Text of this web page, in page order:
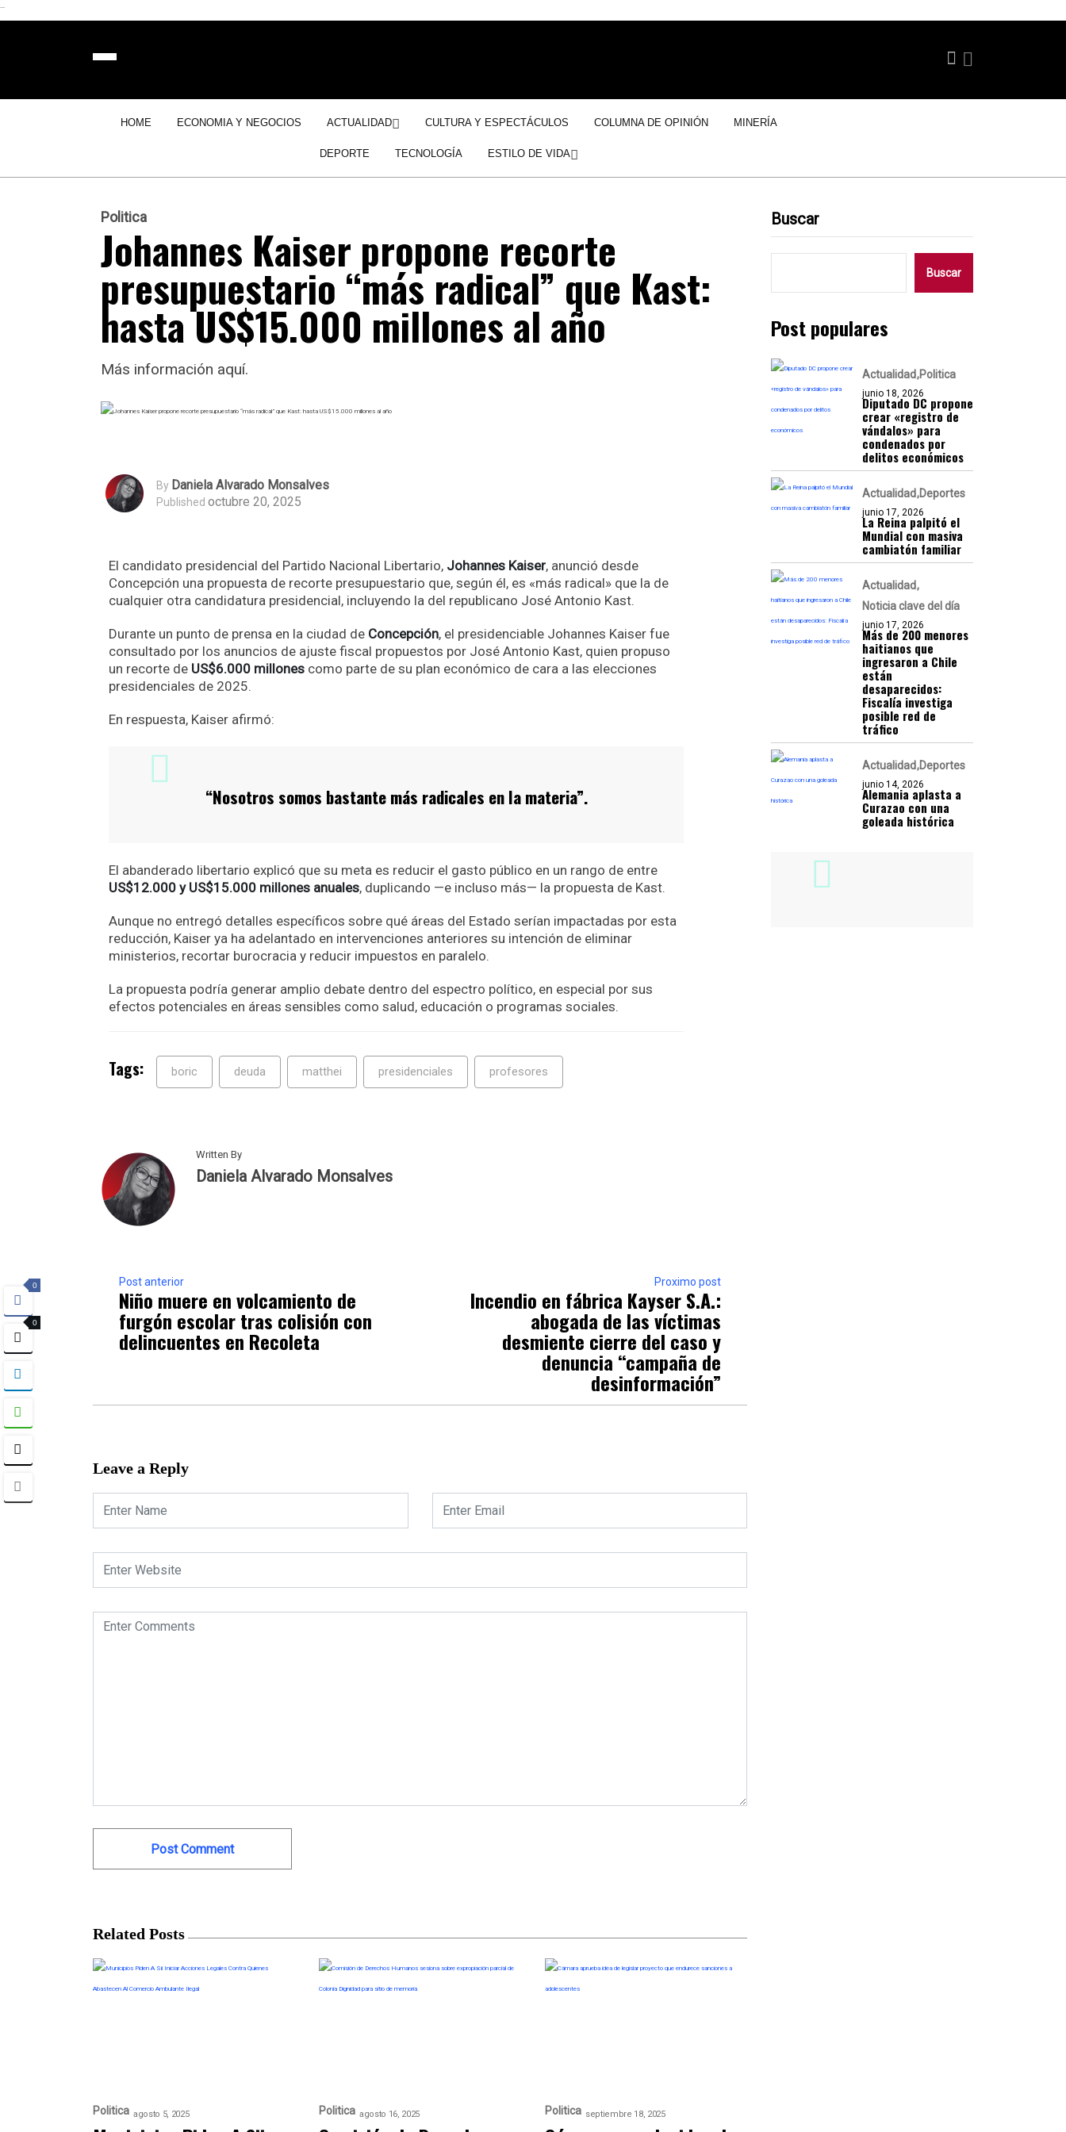
```
HOME ECONOMIA Y NEGOCIOS ACTUALIDAD CULTURA Y ESPECTÁCULOS COLUMNA DE OPINIÓN MINERÍA
DEPORTE TECNOLOGÍA ESTILO DE VIDA
Politica
Johannes Kaiser propone recorte
presupuestario “más radical” que Kast:
hasta US$15.000 millones al año
Más información aquí.
By Daniela Alvarado Monsalves
Published octubre 20, 2025
El candidato presidencial del Partido Nacional Libertario, Johannes Kaiser, anunció desde
Concepción una propuesta de recorte presupuestario que, según él, es «más radical» que la de
cualquier otra candidatura presidencial, incluyendo la del republicano José Antonio Kast.
Durante un punto de prensa en la ciudad de Concepción, el presidenciable Johannes Kaiser fue
consultado por los anuncios de ajuste fiscal propuestos por José Antonio Kast, quien propuso
un recorte de US$6.000 millones como parte de su plan económico de cara a las elecciones
presidenciales de 2025.
En respuesta, Kaiser afirmó:
“Nosotros somos bastante más radicales en la materia”.
El abanderado libertario explicó que su meta es reducir el gasto público en un rango de entre
US$12.000 y US$15.000 millones anuales, duplicando —e incluso más— la propuesta de Kast.
Aunque no entregó detalles específicos sobre qué áreas del Estado serían impactadas por esta
reducción, Kaiser ya ha adelantado en intervenciones anteriores su intención de eliminar
ministerios, recortar burocracia y reducir impuestos en paralelo.
La propuesta podría generar amplio debate dentro del espectro político, en especial por sus
efectos potenciales en áreas sensibles como salud, educación o programas sociales.
Tags: boric deuda matthei presidenciales profesores
Written By
Daniela Alvarado Monsalves
Post anterior
Niño muere en volcamiento de
furgón escolar tras colisión con
delincuentes en Recoleta
Proximo post
Incendio en fábrica Kayser S.A.:
abogada de las víctimas
desmiente cierre del caso y
denuncia “campaña de
desinformación”
Leave a Reply
Buscar
Buscar
Post populares
Actualidad Politica
junio 18, 2026
Diputado DC propone
crear «registro de
vándalos» para
condenados por
delitos económicos
Actualidad Deportes
junio 17, 2026
La Reina palpitó el
Mundial con masiva
cambiatón familiar
Actualidad
Noticia clave del día
junio 17, 2026
Más de 200 menores
haitianos que
ingresaron a Chile
están
desaparecidos:
Fiscalía investiga
posible red de
tráfico
Actualidad Deportes
junio 14, 2026
Alemania aplasta a
Curazao con una
goleada histórica
Related Posts
Politica agosto 5, 2025 Politica agosto 16, 2025 Politica septiembre 18, 2025
0
0